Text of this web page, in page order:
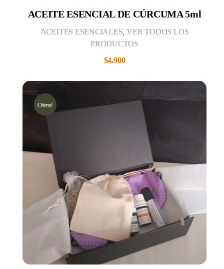
ACEITE ESENCIAL DE CÚRCUMA 5ml
$4.900
ACEITES ESENCIALES ,VER TODOS LOS
PRODUCTOS
Oferta!